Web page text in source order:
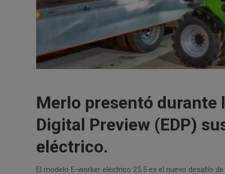
Merlo presentó durante
Digital Preview (EDP)
eléctrico.
El modelo E-worker eléctrico 25.5 es el nuevo desafío